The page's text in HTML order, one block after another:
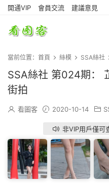
開通VIP 會員交流 建議意見
當前位置： 首頁 絲模 SSA絲社
SSA絲社 第024期：
街拍
看圖客 2020-10-14
非VIP用戶僅可